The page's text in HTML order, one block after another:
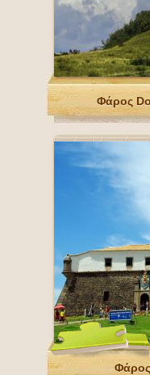
Φάρος
Φάρος